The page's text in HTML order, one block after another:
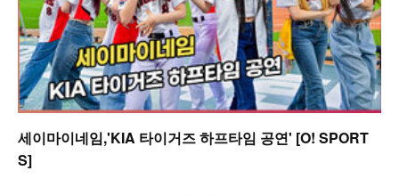
세이마이네임,'KIA 타이거즈 하프타임 공연' [O! SPORT
S]